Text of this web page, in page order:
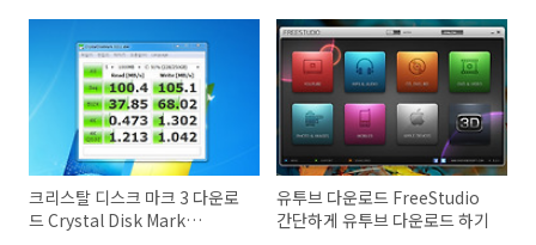
크리스탈 디스크 마크 3 다운로
드 Crystal Disk Mark
유투브 다운로드 FreeStudio
간단하게 유투브 다운로드 하기